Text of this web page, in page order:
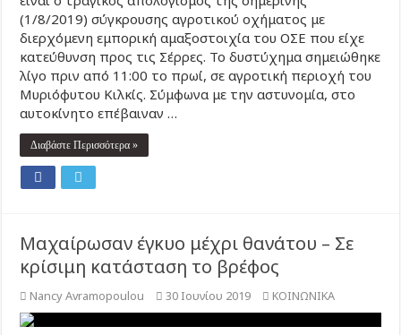
(1/8/2019) σύγκρουσης αγροτικού οχήματος με
διερχόμενη εμπορική αμαξοστοιχία του ΟΣΕ που είχε
κατεύθυνση προς τις Σέρρες. Το δυστύχημα σημειώθηκε
λίγο πριν από 11:00 το πρωί, σε αγροτική περιοχή του
Μυριόφυτου Κιλκίς. Σύμφωνα με την αστυνομία, στο
αυτοκίνητο επέβαιναν …
Διαβάστε Περισσότερα »
Μαχαίρωσαν έγκυο μέχρι θανάτου – Σε
κρίσιμη κατάσταση το βρέφος
Nancy Avramopoulou 30 Ιουνίου 2019 ΚΟΙΝΩΝΙΚΑ